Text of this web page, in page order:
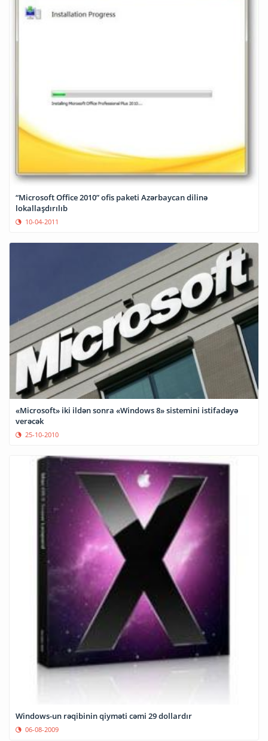
“Microsoft Office 2010” ofis paketi Azərbaycan dilinə
lokallaşdırılıb
10-04-2011
«Microsoft» iki ildən sonra «Windows 8» sistemini istifadəyə
verəcək
25-10-2010
Windows-un rəqibinin qiyməti cəmi 29 dollardır
06-08-2009